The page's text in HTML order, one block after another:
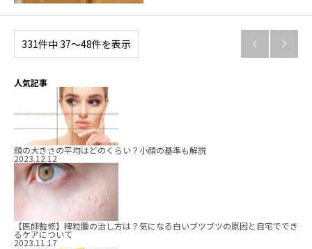
331件中 37〜48件を表示  
人気記事
顔の大きさの平均はどのくらい？小顔の基準も解説
2023.12.12
【医師監修】稗粒腫の治し方は？気になる白いブツブツの原因と自宅ででき
るケアについて
2023.11.17